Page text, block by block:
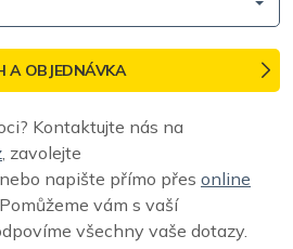
Kontaktujte nás na
, zavolejte
nebo napište přímo přes online
vám s vaší
všechny vaše dotazy.
A OBJEDNÁVKA